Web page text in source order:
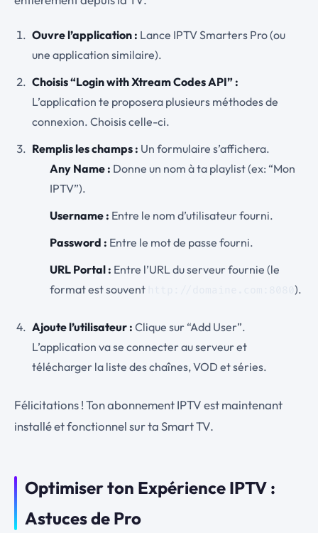
Ouvre l’application : Lance IPTV Smarters Pro (ou
une application similaire).
Choisis “Login with Xtream Codes API” :
L’application te proposera plusieurs méthodes de
connexion. Choisis celle-ci.
Remplis les champs : Un formulaire s’affichera.
Any Name : Donne un nom à ta playlist (ex: “Mon
IPTV”).
Username : Entre le nom d’utilisateur fourni.
Password : Entre le mot de passe fourni.
URL Portal : Entre l’URL du serveur fournie (le
format est souvent
).
Ajoute l’utilisateur : Clique sur “Add User”.
L’application va se connecter au serveur et
télécharger la liste des chaînes, VOD et séries.
Félicitations ! Ton abonnement IPTV est maintenant
installé et fonctionnel sur ta Smart TV.
Optimiser ton Expérience IPTV :
Astuces de Pro